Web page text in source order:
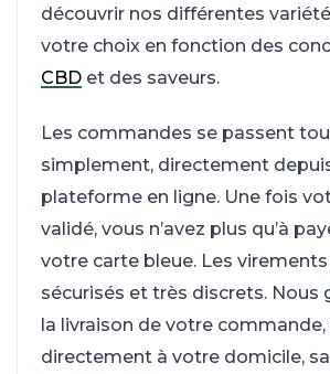
découvrir nos différentes
votre choix en fonction des
CBDet des saveurs.
Les commandes se passent
simplement, directement
plateforme en ligne. Une fois
validé, vous n’avez plus qu’à
votre carte bleue. Les
sécurisés et très discrets. Nous
la livraison de votre commande,
directement à votre domicile,